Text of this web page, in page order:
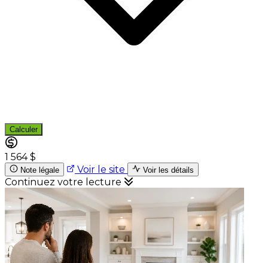
Calculer
1 564 $
Note légale Voir le site Voir les détails
Continuez votre lecture